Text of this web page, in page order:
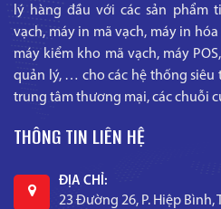
lý hàng đầu với các sản phẩm
vạch, máy in mã vạch, máy in
máy kiểm kho mã vạch, máy
quản lý, … cho các hệ thống siêu
trung tâm thương mại, các chuỗi
THÔNG TIN LIÊN HỆ
ĐỊA CHỈ:
23 Đường 26, P. Hiệp Bình,